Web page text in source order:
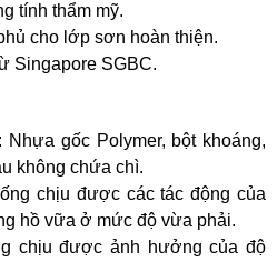
tính thẩm mỹ.
cho lớp sơn hoàn thiện.
Singapore SGBC.
Nhựa gốc Polymer, bột khoáng,
không chứa chì.
chịu được các tác động của
hồ vữa ở mức độ vừa phải.
chịu được ảnh hưởng của độ